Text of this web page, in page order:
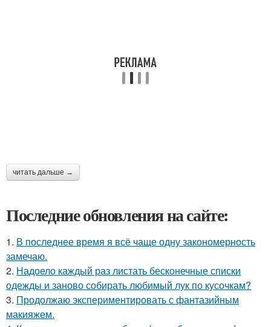
читать дальше →
Последние обновления на сайте:
1. В последнее время я всё чаще одну закономерность
замечаю.
2. Надоело каждый раз листать бесконечные списки
одежды и заново собирать любимый лук по кусочкам?
3. Продолжаю экспериментировать с фантазийным
макияжем.